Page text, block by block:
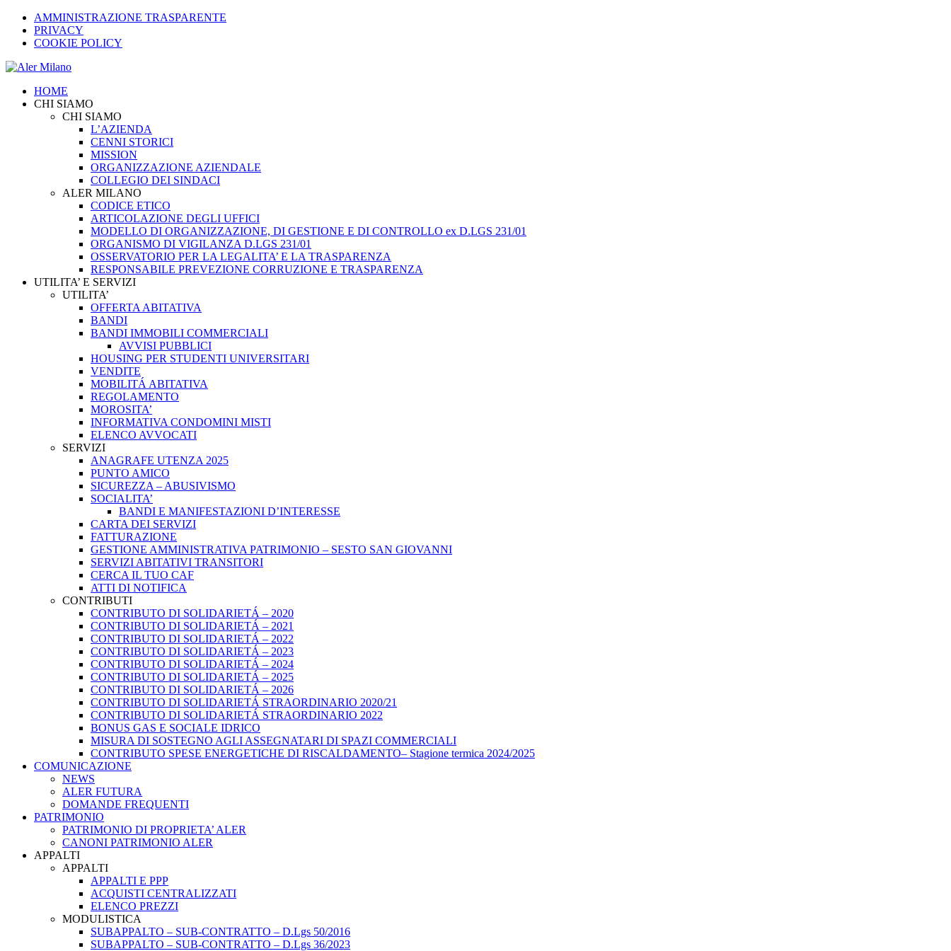
AMMINISTRAZIONE TRASPARENTE
PRIVACY
COOKIE POLICY
HOME
CHI SIAMO
CHI SIAMO
L’AZIENDA
CENNI STORICI
MISSION
ORGANIZZAZIONE AZIENDALE
COLLEGIO DEI SINDACI
ALER MILANO
CODICE ETICO
ARTICOLAZIONE DEGLI UFFICI
MODELLO DI ORGANIZZAZIONE, DI GESTIONE E DI CONTROLLO ex D.LGS 231/01
ORGANISMO DI VIGILANZA D.LGS 231/01
OSSERVATORIO PER LA LEGALITA’ E LA TRASPARENZA
RESPONSABILE PREVEZIONE CORRUZIONE E TRASPARENZA
UTILITA’ E SERVIZI
UTILITA’
OFFERTA ABITATIVA
BANDI
BANDI IMMOBILI COMMERCIALI
AVVISI PUBBLICI
HOUSING PER STUDENTI UNIVERSITARI
VENDITE
MOBILITÁ ABITATIVA
REGOLAMENTO
MOROSITA’
INFORMATIVA CONDOMINI MISTI
ELENCO AVVOCATI
SERVIZI
ANAGRAFE UTENZA 2025
PUNTO AMICO
SICUREZZA – ABUSIVISMO
SOCIALITA’
BANDI E MANIFESTAZIONI D’INTERESSE
CARTA DEI SERVIZI
FATTURAZIONE
GESTIONE AMMINISTRATIVA PATRIMONIO – SESTO SAN GIOVANNI
SERVIZI ABITATIVI TRANSITORI
CERCA IL TUO CAF
ATTI DI NOTIFICA
CONTRIBUTI
CONTRIBUTO DI SOLIDARIETÁ – 2020
CONTRIBUTO DI SOLIDARIETÁ – 2021
CONTRIBUTO DI SOLIDARIETÁ – 2022
CONTRIBUTO DI SOLIDARIETÁ – 2023
CONTRIBUTO DI SOLIDARIETÁ – 2024
CONTRIBUTO DI SOLIDARIETÁ – 2025
CONTRIBUTO DI SOLIDARIETÁ – 2026
CONTRIBUTO DI SOLIDARIETÁ STRAORDINARIO 2020/21
CONTRIBUTO DI SOLIDARIETÁ STRAORDINARIO 2022
BONUS GAS E SOCIALE IDRICO
MISURA DI SOSTEGNO AGLI ASSEGNATARI DI SPAZI COMMERCIALI
CONTRIBUTO SPESE ENERGETICHE DI RISCALDAMENTO– Stagione termica 2024/2025
COMUNICAZIONE
NEWS
ALER FUTURA
DOMANDE FREQUENTI
PATRIMONIO
PATRIMONIO DI PROPRIETA’ ALER
CANONI PATRIMONIO ALER
APPALTI
APPALTI
APPALTI E PPP
ACQUISTI CENTRALIZZATI
ELENCO PREZZI
MODULISTICA
SUBAPPALTO – SUB-CONTRATTO – D.Lgs 50/2016
SUBAPPALTO – SUB-CONTRATTO – D.Lgs 36/2023